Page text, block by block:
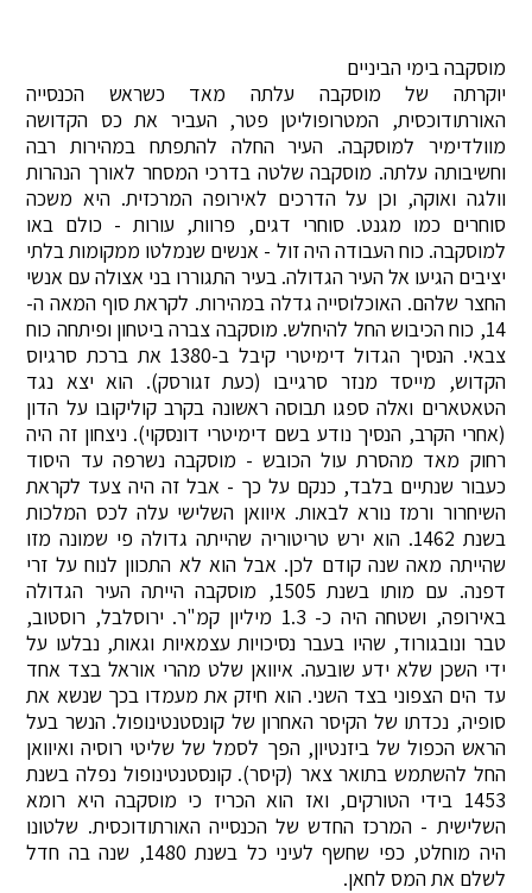
מוסקבה בימי הביניים
יוקרתה של מוסקבה עלתה מאד כשראש הכנסייה
האורתודוכסית, המטרופוליטן פטר, העביר את כס הקדושה
מוולדימיר למוסקבה. העיר החלה להתפתח במהירות רבה
וחשיבותה עלתה. מוסקבה שלטה בדרכי המסחר לאורך הנהרות
וולגה ואוקה, וכן על הדרכים לאירופה המרכזית. היא משכה
סוחרים כמו מגנט. סוחרי דגים, פרוות, עורות - כולם באו
למוסקבה. כוח העבודה היה זול - אנשים שנמלטו ממקומות בלתי
יציבים הגיעו אל העיר הגדולה. בעיר התגוררו בני אצולה עם אנשי
החצר שלהם. האוכלוסייה גדלה במהירות. לקראת סוף המאה ה-
14, כוח הכיבוש החל להיחלש. מוסקבה צברה ביטחון ופיתחה כוח
צבאי. הנסיך הגדול דימיטרי קיבל ב-1380 את ברכת סרגיוס
הקדוש, מייסד מנזר סרגייבו (כעת זגורסק). הוא יצא נגד
הטאטארים ואלה ספגו תבוסה ראשונה בקרב קוליקובו על הדון
(אחרי הקרב, הנסיך נודע בשם דימיטרי דונסקוי). ניצחון זה היה
רחוק מאד מהסרת עול הכובש - מוסקבה נשרפה עד היסוד
כעבור שנתיים בלבד, כנקם על כך - אבל זה היה צעד לקראת
השיחרור ורמז נורא לבאות. איוואן השלישי עלה לכס המלכות
בשנת 1462. הוא ירש טריטוריה שהייתה גדולה פי שמונה מזו
שהייתה מאה שנה קודם לכן. אבל הוא לא התכוון לנוח על זרי
דפנה. עם מותו בשנת 1505, מוסקבה הייתה העיר הגדולה
באירופה, ושטחה היה כ- 1.3 מיליון קמ"ר. ירוסלבל, רוסטוב,
טבר ונובגורוד, שהיו בעבר נסיכויות עצמאיות וגאות, נבלעו על
ידי השכן שלא ידע שובעה. איוואן שלט מהרי אוראל בצד אחד
עד הים הצפוני בצד השני. הוא חיזק את מעמדו בכך שנשא את
סופיה, נכדתו של הקיסר האחרון של קונסטנטינופול. הנשר בעל
הראש הכפול של ביזנטיון, הפך לסמל של שליטי רוסיה ואיוואן
החל להשתמש בתואר צאר (קיסר). קונסטנטינופול נפלה בשנת
1453 בידי הטורקים, ואז הוא הכריז כי מוסקבה היא רומא
השלישית - המרכז החדש של הכנסייה האורתודוכסית. שלטונו
היה מוחלט, כפי שחשף לעיני כל בשנת 1480, שנה בה חדל
לשלם את המס לחאן.